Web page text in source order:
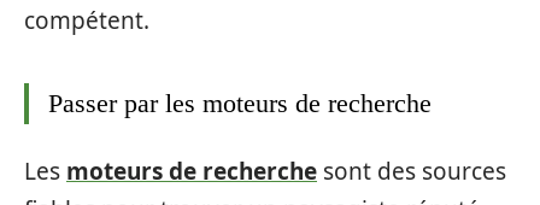
compétent.
Passer par les moteurs de recherche
Les moteurs de recherche sont des sources